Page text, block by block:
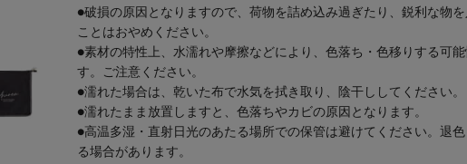
●破損の原因となりますので、荷物を詰め込み過ぎたり、鋭利な物
ことはおやめください。
●素材の特性上、水濡れや摩擦などにより、色落ち・色移りする可能
す。ご注意ください。
●濡れた場合は、乾いた布で水気を拭き取り、陰干ししてください。
●濡れたまま放置しますと、色落ちやカビの原因となります。
●高温多湿・直射日光のあたる場所での保管は避けてください。退
る場合があります。